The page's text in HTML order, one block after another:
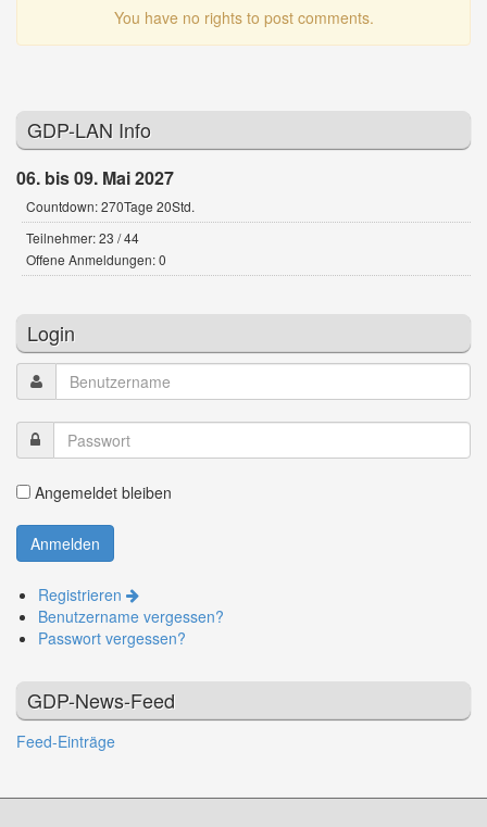
You have no rights to post comments.
GDP-LAN Info
06. bis 09. Mai 2027
Countdown: 270Tage 20Std.
Teilnehmer: 23 / 44
Offene Anmeldungen: 0
Login
Angemeldet bleiben
Registrieren
Benutzername vergessen?
Passwort vergessen?
GDP-News-Feed
Feed-Einträge